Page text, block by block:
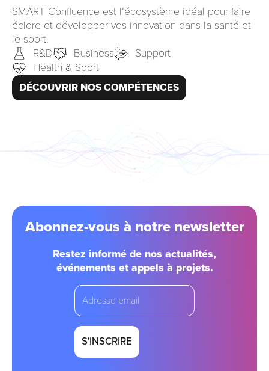
SMART Confluence est l’écosystème idéal pour faire
éclore et développer vos innovation dans la santé et
le sport.
R&D
Business
Support
Health & Sport
DÉCOUVRIR NOS COMPÉTENCES
Abonnez-vous à notre newsletter
Restez informé de nos actualités,
événements et appels à projets.
email